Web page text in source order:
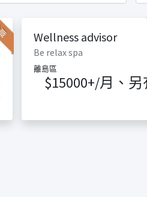
Wellness advisor
Be relax spa
離島區
$15000+/月、